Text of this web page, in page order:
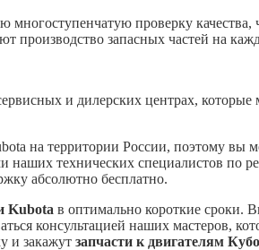
многоступенчатую проверку качества,
производство запасных частей на
и дилерских центрах, которые
на территории России, поэтому вы
наших технических специалистов по
абсолютно бесплатно.
Kubota в оптимально короткие сроки.
консультацией наших мастеров,
и закажут запчасти к двигателям